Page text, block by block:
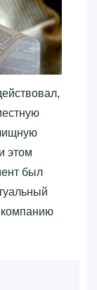
этом
был